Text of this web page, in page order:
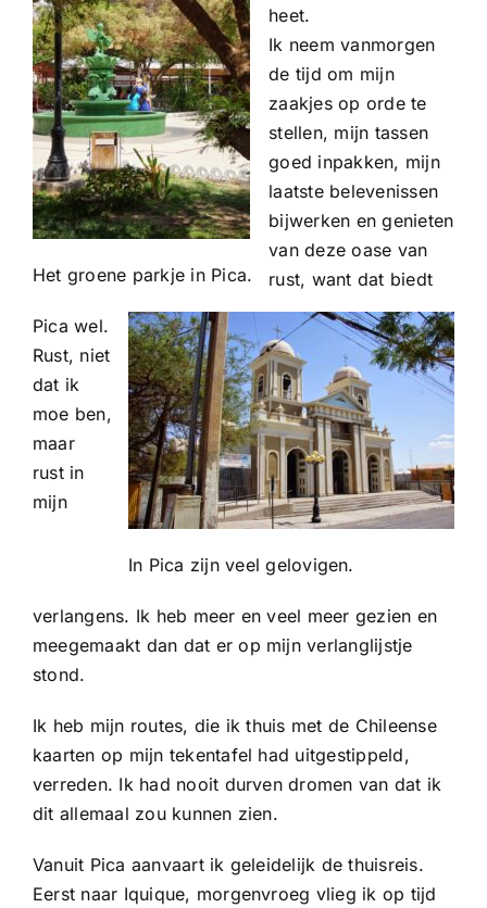
Het groene parkje in Pica.
In Pica zijn veel gelovigen.
heet.
Ik neem vanmorgen
de tijd om mijn
zaakjes op orde te
stellen, mijn tassen
goed inpakken, mijn
laatste belevenissen
bijwerken en genieten
van deze oase van
rust, want dat biedt
Pica wel.
Rust, niet
dat ik
moe ben,
maar
rust in
mijn
verlangens. Ik heb meer en veel meer gezien en
meegemaakt dan dat er op mijn verlanglijstje
stond.
Ik heb mijn routes, die ik thuis met de Chileense
kaarten op mijn tekentafel had uitgestippeld,
verreden. Ik had nooit durven dromen van dat ik
dit allemaal zou kunnen zien.
Vanuit Pica aanvaart ik geleidelijk de thuisreis.
Eerst naar Iquique, morgenvroeg vlieg ik op tijd